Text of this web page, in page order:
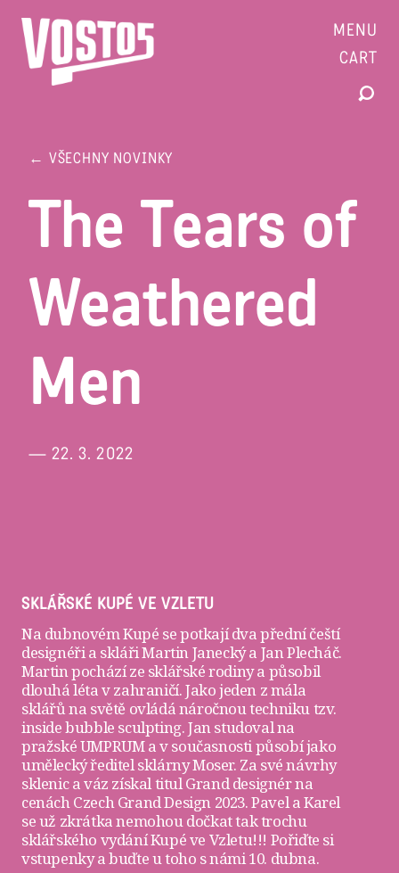
MENU
CART
← VŠECHNY NOVINKY
The Tears of
Weathered
Men
— 22. 3. 2022
SKLÁŘSKÉ KUPÉ VE VZLETU
Na dubnovém Kupé se potkají dva přední čeští
designéři a sklářiMartin Janeckýa Jan Plecháč.
Martin pochází ze sklářské rodiny a působil
dlouhá léta v zahraničí. Jako jeden z mála
sklářů na světě ovládá náročnou techniku tzv.
inside bubble sculpting. Jan studoval na
pražské UMPRUM a v současnosti působí jako
umělecký ředitel sklárny Moser. Za své návrhy
sklenic a váz získal titul Grand designér na
cenách Czech Grand Design 2023. Pavel a Karel
se už zkrátka nemohou dočkat tak trochu
sklářského vydání Kupé ve Vzletu!!! Pořiďte si
vstupenkya buďte u toho s námi 10. dubna.